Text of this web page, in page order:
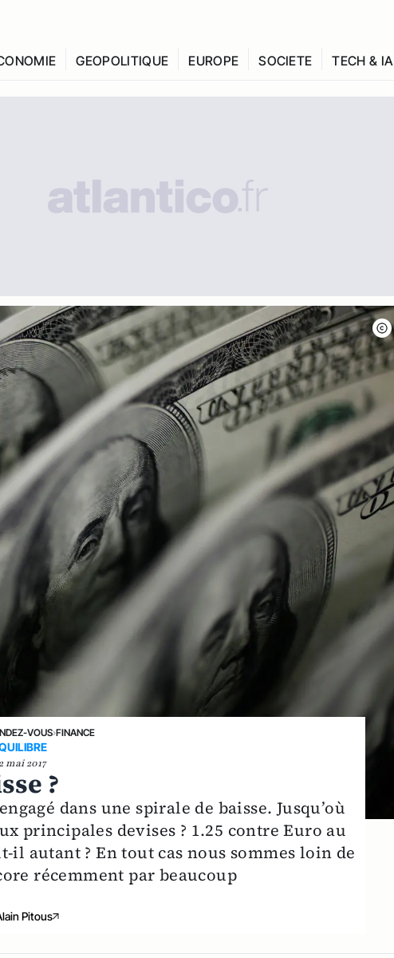
GEOPOLITIQUE EUROPE SOCIETE TECH & IA
VOUS›FINANCE
mai 2017
?
dans une spirale de baisse. Jusqu’où
principales devises ? 1.25 contre Euro au
autant ? En tout cas nous sommes loin de
récemment par beaucoup
Pitous